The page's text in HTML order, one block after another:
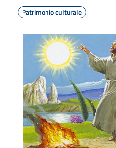
Patrimonio culturale